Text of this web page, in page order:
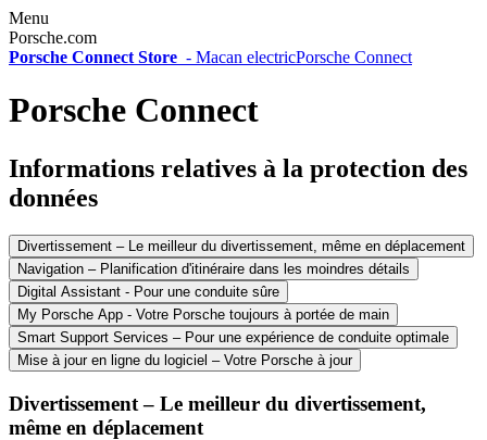
Menu
Porsche.com
Porsche Connect Store - Macan electricPorsche Connect
Porsche Connect
Informations relatives à la protection des
données
Divertissement – Le meilleur du divertissement, même en déplacement
Navigation – Planification d'itinéraire dans les moindres détails
Digital Assistant - Pour une conduite sûre
My Porsche App - Votre Porsche toujours à portée de main
Smart Support Services – Pour une expérience de conduite optimale
Mise à jour en ligne du logiciel – Votre Porsche à jour
Divertissement – Le meilleur du divertissement,
même en déplacement